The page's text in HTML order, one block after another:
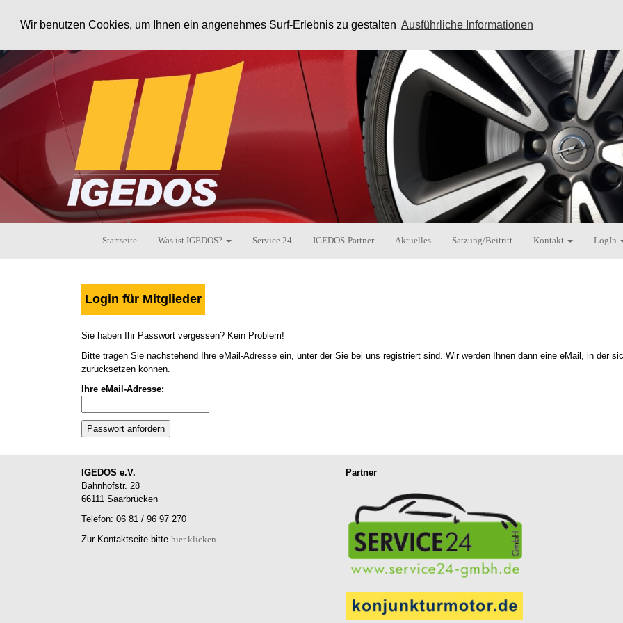
Wir benutzen Cookies, um Ihnen ein angenehmes Surf-Erlebnis zu gestalten Ausführliche Informationen
Startseite Was ist IGEDOS? Service 24 IGEDOS-Partner Aktuelles Satzung/Beitritt Kontakt LogIn
Login für Mitglieder
Sie haben Ihr Passwort vergessen? Kein Problem!
Bitte tragen Sie nachstehend Ihre eMail-Adresse ein, unter der Sie bei uns registriert sind. Wir werden Ihnen dann eine eMail, in der
zurücksetzen können.
Ihre eMail-Adresse:
IGEDOS e.V.
Bahnhofstr. 28
66111 Saarbrücken
Telefon: 06 81 / 96 97 270
Zur Kontaktseite bitte hier klicken
Partner